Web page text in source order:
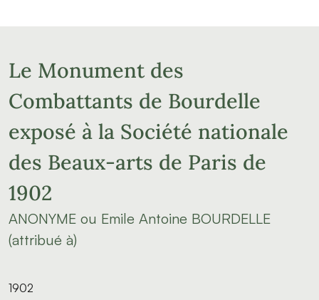
Le Monument des
Combattants de Bourdelle
exposé à la Société nationale
des Beaux-arts de Paris de
1902
ANONYME ou Emile Antoine BOURDELLE
(attribué à)
1902